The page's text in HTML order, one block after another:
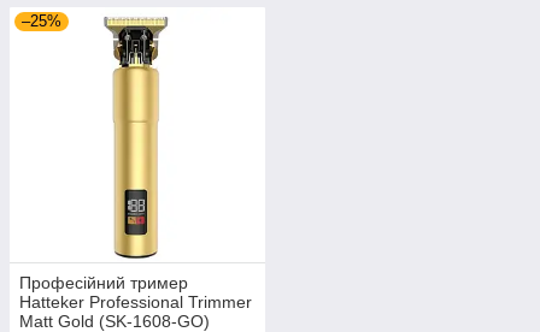
–25%
Професійний тример
Hatteker Professional Trimmer
Matt Gold (SK-1608-GO)